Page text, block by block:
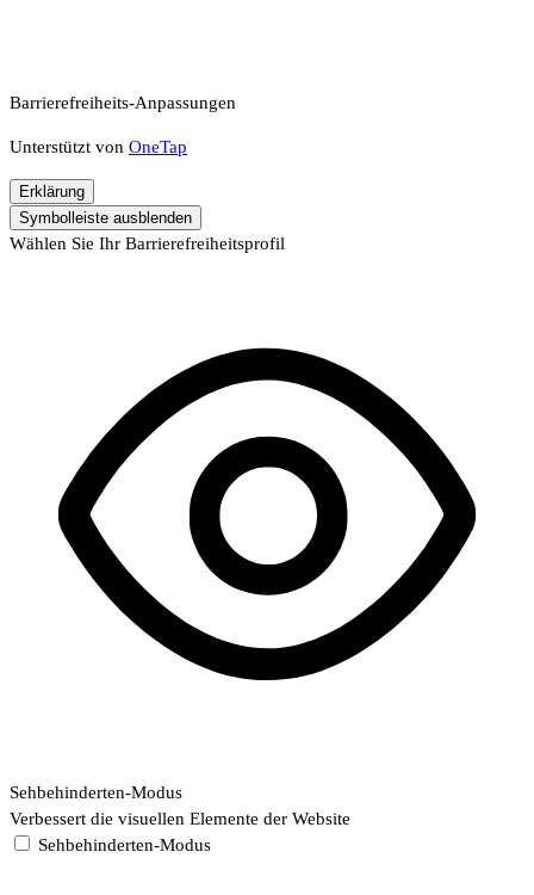
Barrierefreiheits-Anpassungen
Unterstützt von OneTap
Erklärung
Symbolleiste ausblenden
Wählen Sie Ihr Barrierefreiheitsprofil
Sehbehinderten-Modus
Verbessert die visuellen Elemente der Website
Sehbehinderten-Modus